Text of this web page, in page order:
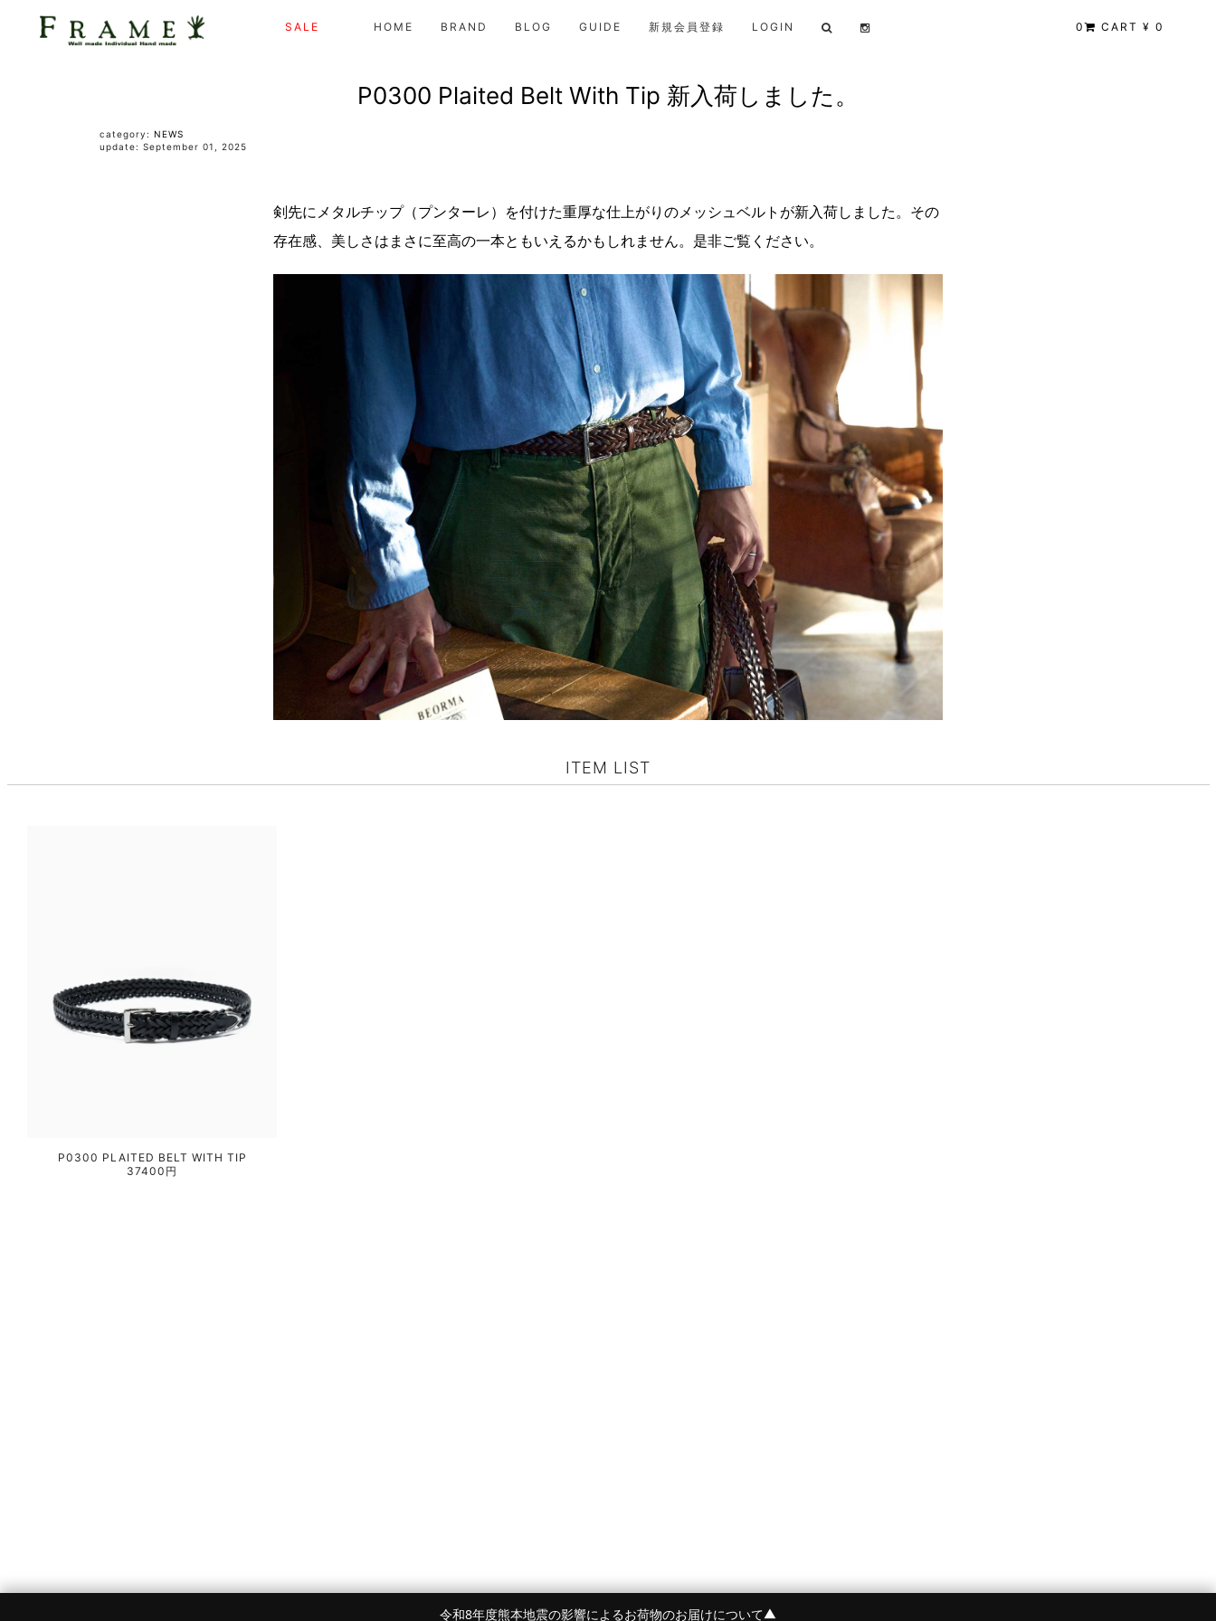
SALE HOME BRAND BLOG GUIDE 新規会員登録 LOGIN 0 CART ¥ 0
P0300 Plaited Belt With Tip 新入荷しました。
category: NEWS
update: September 01, 2025
剣先にメタルチップ（プンターレ）を付けた重厚な仕上がりのメッシュベルトが新入荷しました。その
存在感、美しさはまさに至高の一本ともいえるかもしれません。是非ご覧ください。
ITEM LIST
P0300 PLAITED BELT WITH TIP
37400円
令和8年度熊本地震の影響によるお荷物のお届けについて▼